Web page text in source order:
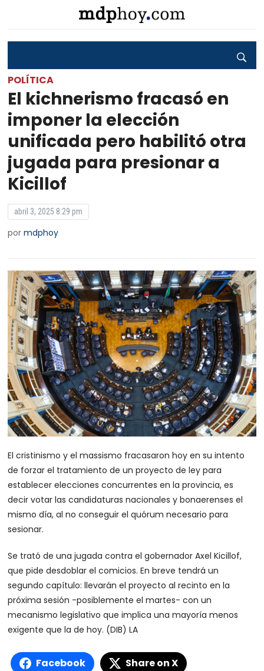
POLÍTICA
El kichnerismo fracasó en
imponer la elección
unificada pero habilitó otra
jugada para presionar a
Kicillof
abril 3, 2025 8:29 pm
pormdphoy
El cristinismo y el massismo fracasaron hoy en su intento
de forzar el tratamiento de un proyecto de ley para
establecer elecciones concurrentes en la provincia, es
decir votar las candidaturas nacionales y bonaerenses el
mismo día, al no conseguir el quórum necesario para
sesionar.
Se trató de una jugada contra el gobernador Axel Kicillof,
que pide desdoblar el comicios. En breve tendrá un
segundo capítulo: llevarán el proyecto al recinto en la
próxima sesión -posiblemente el martes- con un
mecanismo legislativo que implica una mayoría menos
exigente que la de hoy. (DIB) LA
Facebook Share on X